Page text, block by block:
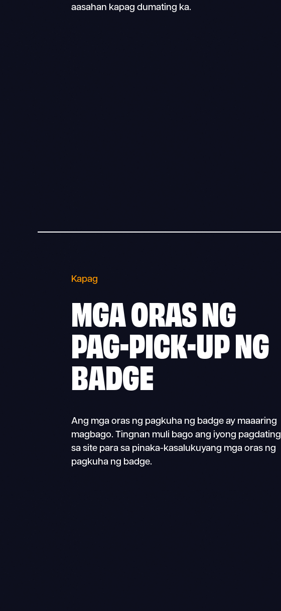
aasahan kapag dumating ka.
Kapag
MGA ORAS NG
PAG-PICK-UP NG
BADGE
Ang mga oras ng pagkuha ng badge ay maaaring
magbago. Tingnan muli bago ang iyong pagdating
sa site para sa pinaka-kasalukuyang mga oras ng
pagkuha ng badge.